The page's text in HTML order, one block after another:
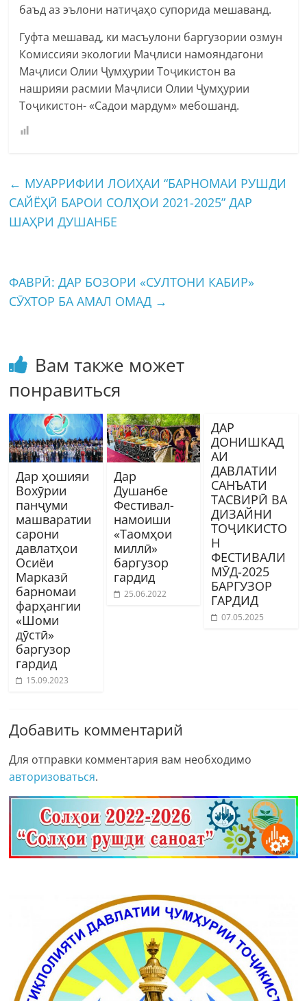
баъд аз эълони натиҷаҳо супорида мешаванд.
Гуфта мешавад, ки масъулони баргузории озмун
Комиссияи экологии Маҷлиси намояндагони
Маҷлиси Олии Ҷумҳурии Тоҷикистон ва
нашрияи расмии Маҷлиси Олии Ҷумҳурии
Тоҷикистон- «Садои мардум» мебошанд.
← МУАРРИФИИ ЛОИҲАИ “БАРНОМАИ РУШДИ
САЙЁҲӢ БАРОИ СОЛҲОИ 2021-2025” ДАР
ШАҲРИ ДУШАНБЕ
ФАВРӢ: ДАР БОЗОРИ «СУЛТОНИ КАБИР»
СӮХТОР БА АМАЛ ОМАД →
Вам также может
понравиться
Дар ҳошияи
Вохӯрии
панҷуми
машваратии
сарони
давлатҳои
Осиёи
Марказӣ
барномаи
фарҳангии
«Шоми
дӯстӣ»
баргузор
гардид
15.09.2023
Дар
Душанбе
Фестивал-
намоиши
«Таомҳои
миллӣ»
баргузор
гардид
25.06.2022
ДАР
ДОНИШКАД
АИ
ДАВЛАТИИ
САНЪАТИ
ТАСВИРӢ ВА
ДИЗАЙНИ
ТОҶИКИСТО
Н
ФЕСТИВАЛИ
МӮД-2025
БАРГУЗОР
ГАРДИД
07.05.2025
Добавить комментарий
Для отправки комментария вам необходимо
авторизоваться.